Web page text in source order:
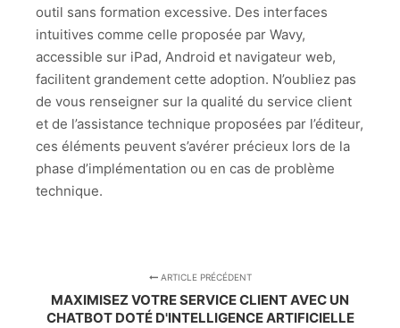
outil sans formation excessive. Des interfaces
intuitives comme celle proposée par Wavy,
accessible sur iPad, Android et navigateur web,
facilitent grandement cette adoption. N’oubliez pas
de vous renseigner sur la qualité du service client
et de l’assistance technique proposées par l’éditeur,
ces éléments peuvent s’avérer précieux lors de la
phase d’implémentation ou en cas de problème
technique.
ARTICLE PRÉCÉDENT
MAXIMISEZ VOTRE SERVICE CLIENT AVEC UN
CHATBOT DOTÉ D'INTELLIGENCE ARTIFICIELLE